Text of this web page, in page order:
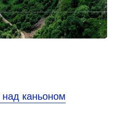
каньоном